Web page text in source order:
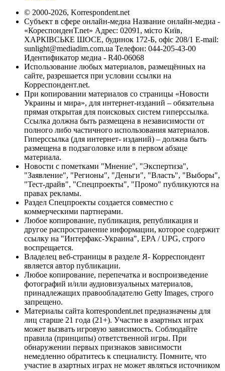
© 2000-2026, Korrespondent.net
Субъект в сфере онлайн-медиа Название онлайн-медиа -
«КореспонденТ.net» Адрес: 02091, місто Київ,
ХАРКІВСЬКЕ ШОСЕ, будинок 172-Б, офіс 208/1 E-mail:
sunlight@mediadim.com.ua Телефон: 044-205-43-00
Идентификатор медиа - R40-06068
Использование любых материалов, размещённых на
сайте, разрешается при условии ссылки на
Корреспондент.net.
При копировании материалов со страницы «Новости
Украины и мира», для интернет-изданий – обязательна
прямая открытая для поисковых систем гиперссылка.
Ссылка должна быть размещена в независимости от
полного либо частичного использования материалов.
Гиперссылка (для интернет- изданий) – должна быть
размещена в подзаголовке или в первом абзаце
материала.
Новости с пометками "Мнение", "Экспертиза",
"Заявление", "Регионы", "Деньги", "Власть", "Выборы",
"Тест-драйв", "Спецпроекты", "Промо" публикуются на
правах рекламы.
Раздел Спецпроекты создается совместно с
коммерческими партнерами.
Любое копирование, публикация, републикация и
другое распространение информации, которое содержит
ссылку на "Интерфакс-Украина", EPA / UPG, строго
воспрещается.
Владелец веб-страницы в разделе Я- Корреспондент
является автор публикации.
Любое копирование, перепечатка и воспроизведение
фотографий и/или аудиовизуальных материалов,
принадлежащих правообладателю Getty Images, строго
запрещено.
Материалы сайта korrespondent.net предназначены для
лиц старше 21 года (21+). Участие в азартных играх
может вызвать игровую зависимость. Соблюдайте
правила (принципы) ответственной игры. При
обнаружении первых признаков зависимости
немедленно обратитесь к специалисту. Помните, что
участие в азартных играх не может являться источником